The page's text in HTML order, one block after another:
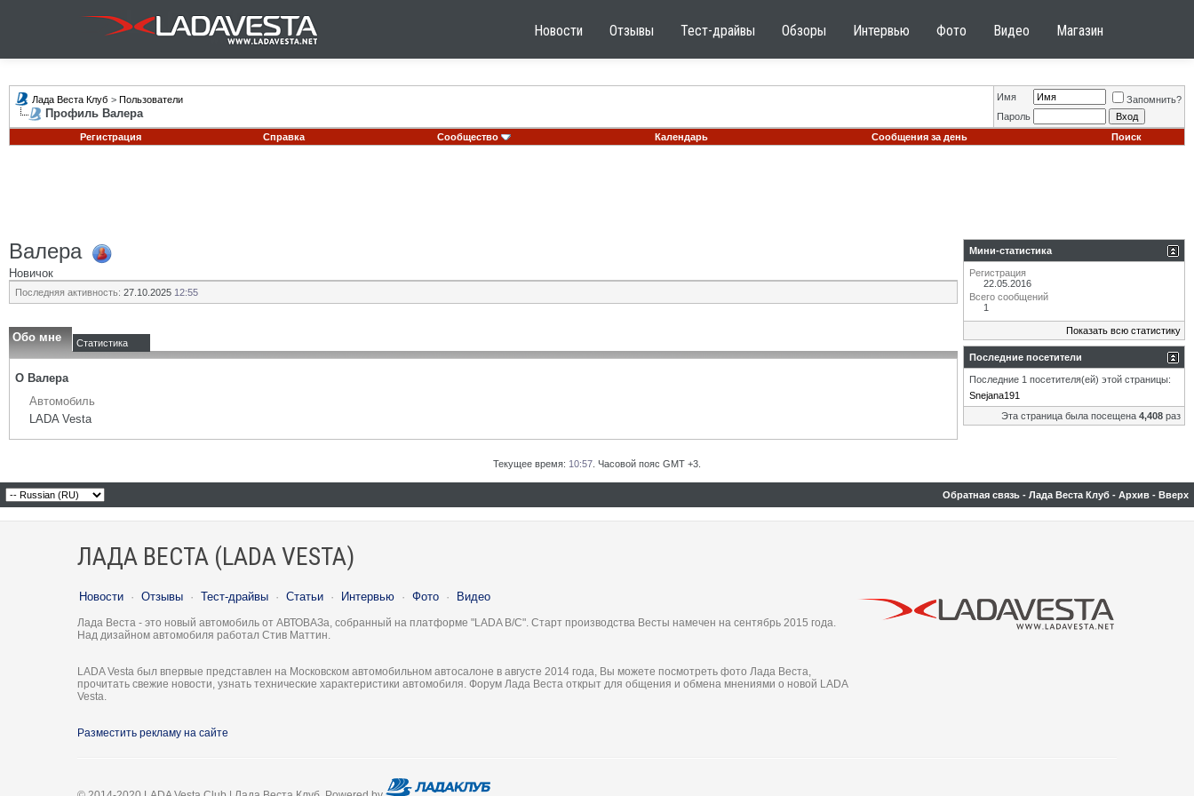
Новости Отзывы Тест-драйвы Обзоры Интервью Фото Видео Магазин
Лада Веста Клуб > Пользователи
Профиль Валера
Имя
Запомнить?
Пароль
Регистрация
Справка Сообщество Календарь Сообщения за день Поиск
Валера
Новичок
Последняя активность: 27.10.2025 12:55
Обо мне Статистика
О Валера
Автомобиль
LADA Vesta
Мини-статистика
Регистрация
22.05.2016
Всего сообщений
1
Показать всю статистику
Последние посетители
Последние 1 посетителя(ей) этой страницы:
Snejana191
Эта страница была посещена 4,408 раз
Текущее время: 10:57 . Часовой пояс GMT +3.
Обратная связь - Лада Веста Клуб - Архив - Вверх
ЛАДА ВЕСТА (LADA VESTA)
Новости · Отзывы · Тест-драйвы · Статьи · Интервью · Фото · Видео
Лада Веста - это новый автомобиль от АВТОВАЗа, собранный на платформе "LADA B/C". Старт производства Весты намечен на сентябрь 2015 года.
Над дизайном автомобиля работал Стив Маттин.
LADA Vesta был впервые представлен на Московском автомобильном автосалоне в августе 2014 года, Вы можете посмотреть фото Лада Веста,
прочитать свежие новости, узнать технические характеристики автомобиля. Форум Лада Веста открыт для общения и обмена мнениями о новой LADA
Vesta.
Разместить рекламу на сайте